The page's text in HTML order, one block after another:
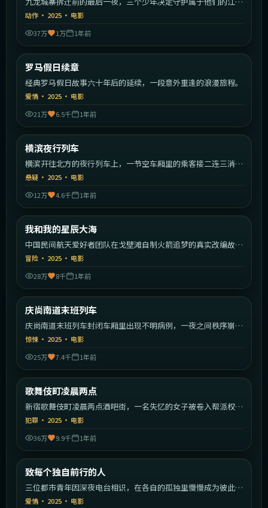
湖。
动作 · 2025 · 电影
37万
1万 1年前
最新
罗马假日续章
经典罗马假日故事六十年后的延续，一段意外重逢的浪漫旅程。
爱情 · 2025 · 电影
21万
6.5千 1年前
最新
横滨夜行列车
横滨开往北方的夜行列车上，一节空车厢里的乘客接二连三消
失。
悬疑 · 2025 · 电影
12万
4.6千 1年前
最新
我和我的星辰大海
中国民间航天爱好者团队在戈壁滩自制火箭追梦的真实改编故
事。
冒险 · 2025 · 电影
28万
8千 1年前
最新
庆尚南道末班列车
庆尚南道末班列车封闭车厢里出现不明病例，一夜之间秩序崩
塌。
惊悚 · 2025 · 电影
25万
7.4千 1年前
最新
歌舞伎町凌晨两点
新宿歌舞伎町凌晨两点酒吧街，一名失忆的女子被卷入帮派权力
斗争。
犯罪 · 2025 · 电影
36万
9.9千 1年前
最新
致每个独自前行的人
三位都市青年因深夜电台相识，在各自的孤独里慢慢成为彼此的
灯塔。
爱情 · 2025 · 电影